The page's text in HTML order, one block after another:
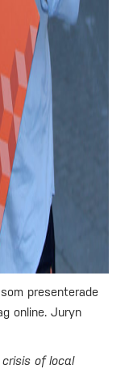
presenterade
online. Juryn
of local